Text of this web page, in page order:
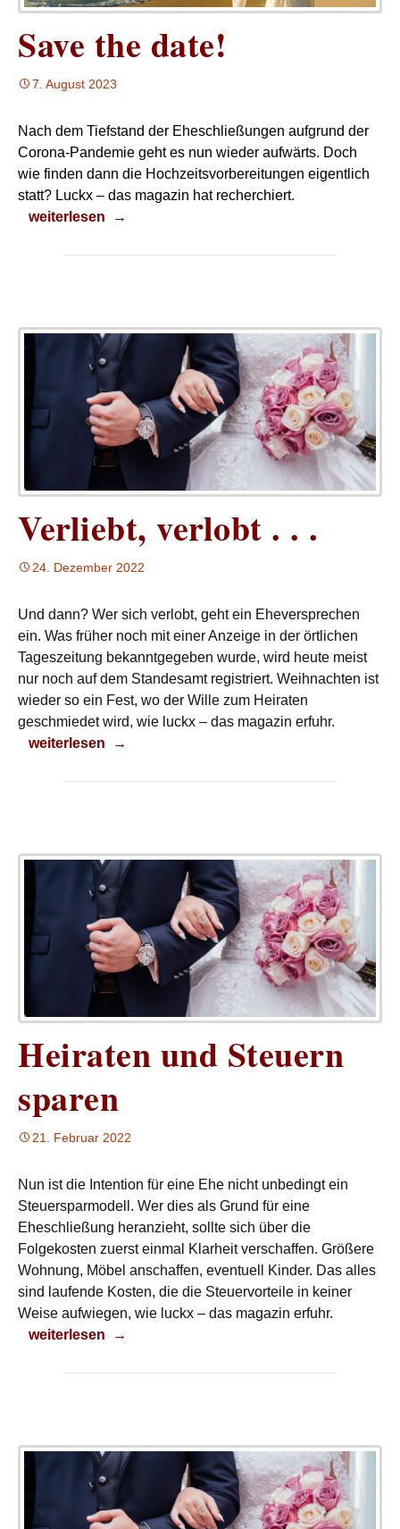
Save the date!
7. August 2023
Nach dem Tiefstand der Eheschließungen aufgrund der
Corona-Pandemie geht es nun wieder aufwärts. Doch
wie finden dann die Hochzeitsvorbereitungen eigentlich
statt? Luckx – das magazin hat recherchiert.
Save the date!
weiterlesen →
Verliebt, verlobt . . .
24. Dezember 2022
Und dann? Wer sich verlobt, geht ein Eheversprechen
ein. Was früher noch mit einer Anzeige in der örtlichen
Tageszeitung bekanntgegeben wurde, wird heute meist
nur noch auf dem Standesamt registriert. Weihnachten ist
wieder so ein Fest, wo der Wille zum Heiraten
geschmiedet wird, wie luckx – das magazin erfuhr.
Verliebt, verlobt . . .
weiterlesen →
Heiraten und Steuern
sparen
21. Februar 2022
Nun ist die Intention für eine Ehe nicht unbedingt ein
Steuersparmodell. Wer dies als Grund für eine
Eheschließung heranzieht, sollte sich über die
Folgekosten zuerst einmal Klarheit verschaffen. Größere
Wohnung, Möbel anschaffen, eventuell Kinder. Das alles
sind laufende Kosten, die die Steuervorteile in keiner
Weise aufwiegen, wie luckx – das magazin erfuhr.
Heiraten und Steuern sparen
weiterlesen →